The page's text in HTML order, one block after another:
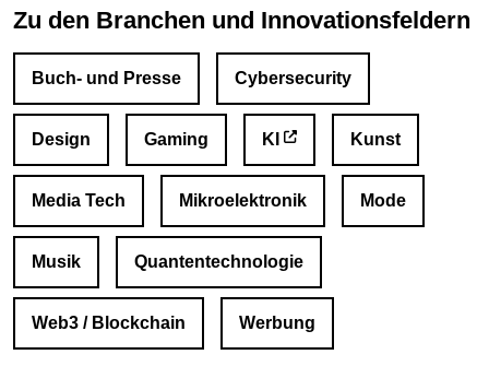
Zu den Branchen und Innovationsfeldern
Buch- und Presse Cybersecurity
Design Gaming KI Kunst
Media Tech Mikroelektronik Mode
Musik Quantentechnologie
Web3 / Blockchain Werbung